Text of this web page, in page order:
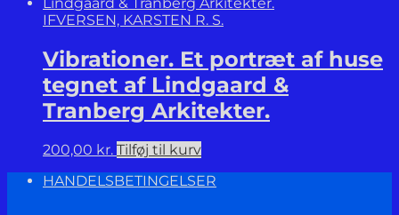
IFVERSEN, KARSTEN R. S.
Vibrationer. Et portræt af huse
tegnet af Lindgaard &
Tranberg Arkitekter.
200,00 kr. Tilføj til kurv
HANDELSBETINGELSER